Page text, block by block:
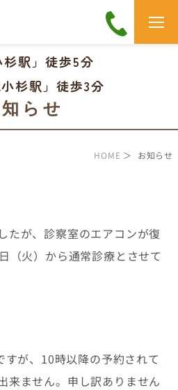
駅」徒歩5分
杉駅」徒歩3分
らせ
HOME ＞ お知らせ
たが、診察室のエアコンが復
（火）から通常診療とさせて
が、10時以降の予約されて
来ません。申し訳ありません